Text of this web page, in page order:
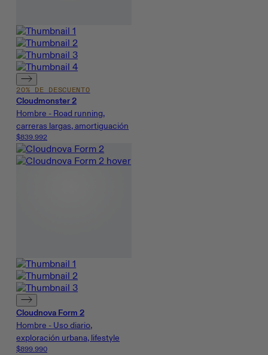
20% DE DESCUENTO
Cloudmonster 2
Hombre - Road running,
carreras largas, amortiguación
$839.992
Cloudnova Form 2
Hombre - Uso diario,
exploración urbana, lifestyle
$899.990